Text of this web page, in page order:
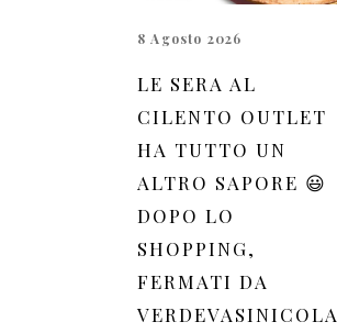
8 Agosto 2026
LE SERA AL
CILENTO OUTLET
HA TUTTO UN
ALTRO SAPORE 😃
DOPO LO
SHOPPING,
FERMATI DA
VERDEVASINICOLA